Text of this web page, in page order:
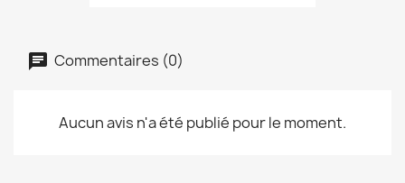
Commentaires (0)
Aucun avis n'a été publié pour le moment.